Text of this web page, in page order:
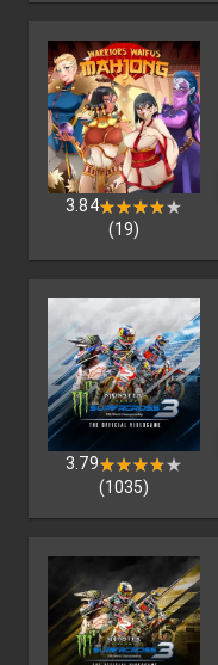
3.84★★★★★
★★★★★
(19)
3.79★★★★★
★★★★★
(1035)